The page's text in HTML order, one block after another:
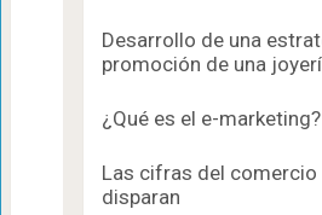
Desarrollo de una
promoción de una
¿Qué es el e-marketing?
Las cifras del comercio
disparan